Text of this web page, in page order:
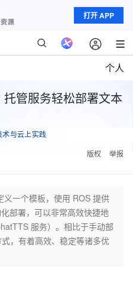
打开 APP
个人
管服务轻松部署文本
术与云上实践
版权 举报
一个模板，使用 ROS 提供
部署，可以非常高效快捷地
服务）。相比于手动部
，有着高效、稳定等诸多优